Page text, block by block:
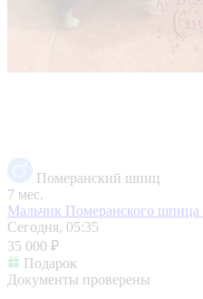
Померанский шпиц
7 мес.
Мальчик Померанского шпица
Сегодня, 05:35
35 000 ₽
Подарок
Документы проверены